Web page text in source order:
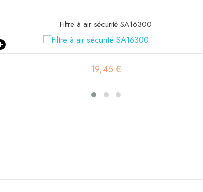
Filtre à air primaire SA16579
19,53 €